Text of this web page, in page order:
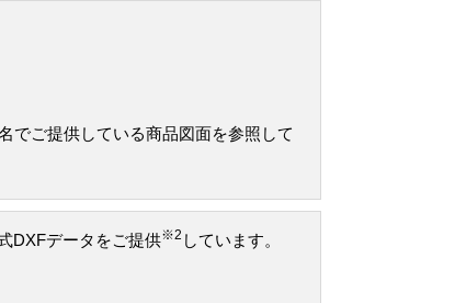
でご提供している商品図面を参照して
DXFデータをご提供※2 しています。